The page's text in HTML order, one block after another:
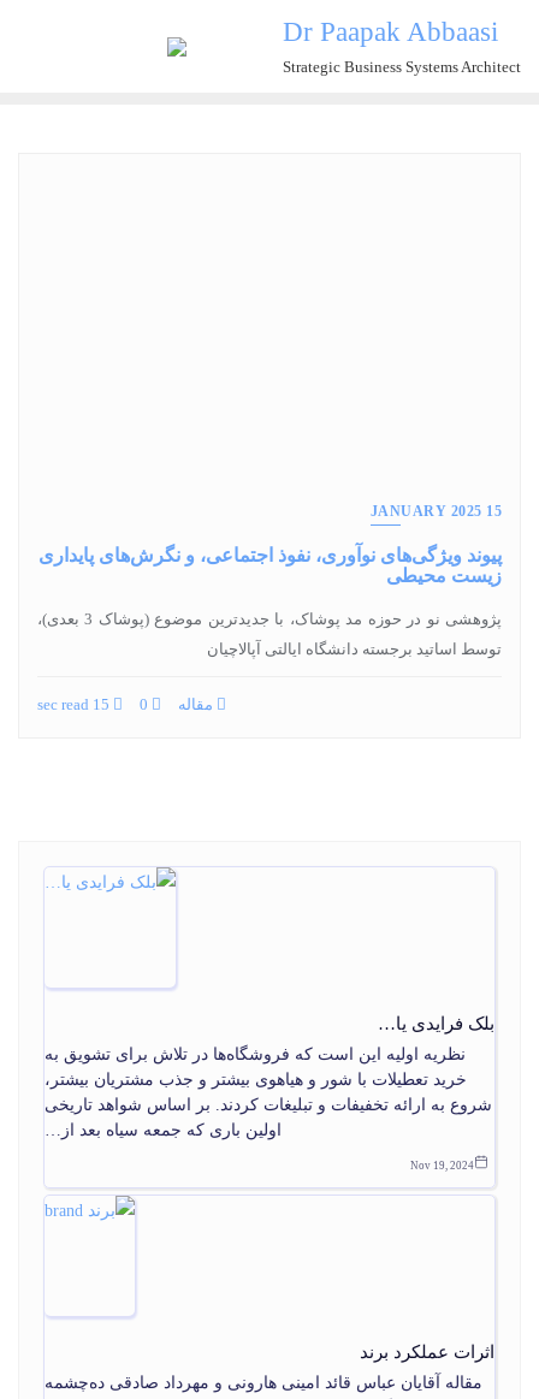
content
Dr Paapak Abbaasi
Strategic Business Systems Architect
15 JANUARY 2025
پیوند ویژگی‌های نوآوری، نفوذ اجتماعی، و نگرش‌های پایداری
زیست محیطی
پژوهشی نو در حوزه مد پوشاک، با جدیدترین موضوع (پوشاک 3 بعدی)،
توسط اساتید برجسته دانشگاه ایالتی آپالاچیان
مقاله
بلک فرایدی یا…
نظریه اولیه این است که فروشگاه‌ها در تلاش برای تشویق به
خرید تعطیلات با شور و هیاهوی بیشتر و جذب مشتریان بیشتر،
شروع به ارائه تخفیفات و تبلیغات کردند. بر اساس شواهد تاریخی
اولین باری که جمعه سیاه بعد از…
Nov 19, 2024
اثرات عملکرد برند
مقاله آقایان عباس قائد امینی هارونی و مهرداد صادقی ده‌چشمه